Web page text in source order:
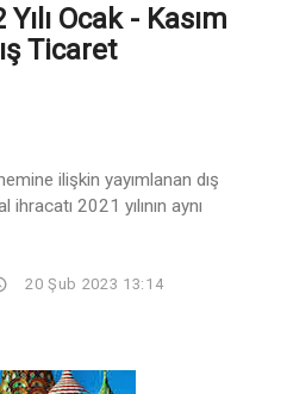
Ocak - Kasım
Ticaret
ilişkin yayımlanan dış
2021 yılının aynı
20 Şub 2023 13:14